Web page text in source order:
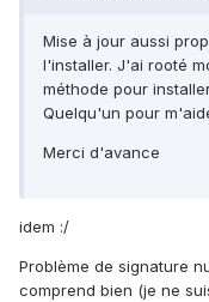
Mise à jour aussi
l'installer. J'ai rooté
méthode pour
Quelqu'un pour
Merci d'avance
idem :/
Problème de signature
comprend bien (je ne